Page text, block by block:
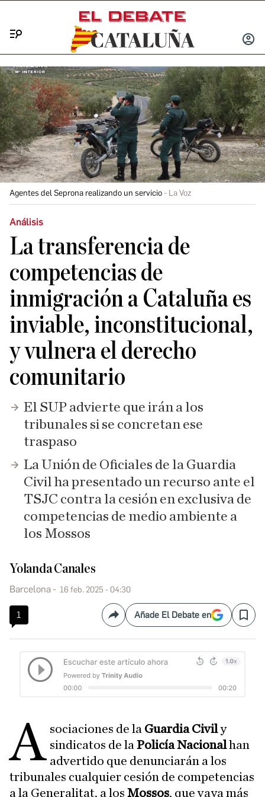
INICIAR
Agentes del Seprona realizando un servicio La Voz
Análisis
La transferencia de
competencias de
inmigración a Cataluña es
inviable, inconstitucional,
y vulnera el derecho
comunitario
El SUP advierte que irán a los
tribunales si se concretan ese
traspaso
La Unión de Oficiales de la Guardia
Civil ha presentado un recurso ante el
TSJC contra la cesión en exclusiva de
competencias de medio ambiente a
los Mossos
Yolanda Canales
Barcelona 16 feb. 2025 - 04:30
1 CompartirAñade El Debate en Save
A sociaciones de la Guardia Civily
sindicatos de laPolicía Nacionalhan
advertido que denunciarán a los
tribunales cualquier cesión de competencias
a la Generalitat, a los Mossos, que vaya más